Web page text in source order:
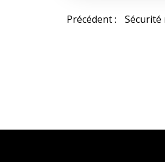
Précédent :